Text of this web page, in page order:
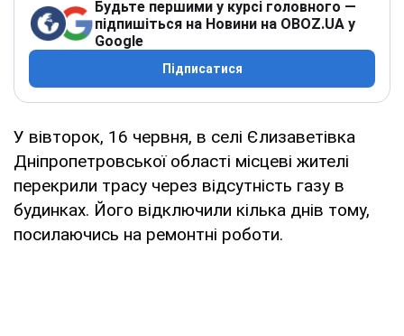
Будьте першими у курсі головного —
підпишіться на Новини на OBOZ.UA у
Google
Підписатися
У вівторок, 16 червня, в селі Єлизаветівка
Дніпропетровської області місцеві жителі
перекрили трасу через відсутність газу в
будинках. Його відключили кілька днів тому,
посилаючись на ремонтні роботи.